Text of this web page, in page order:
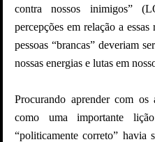
contra nossos inimigos”
percepções em relação a essas
pessoas “brancas” deveriam
nossas energias e lutas em
Procurando aprender com
como uma importante
“politicamente correto” havia